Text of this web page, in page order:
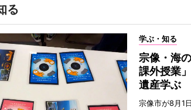
る
学ぶ・知る
宗像・海
課外授業
遺産学ぶ
宗像市が8月1